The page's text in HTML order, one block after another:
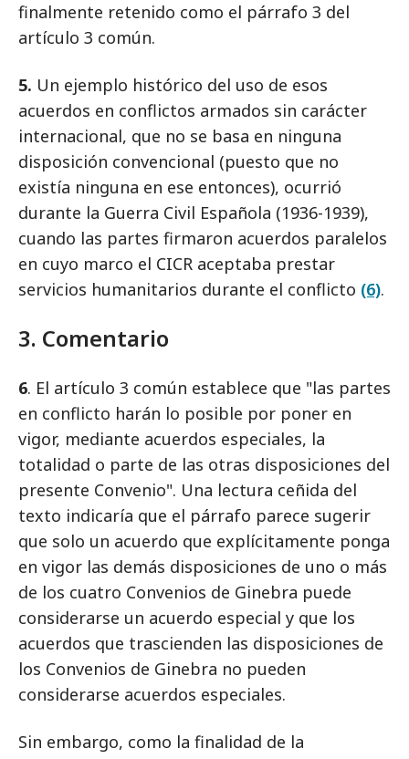
finalmente retenido como el párrafo 3 del
artículo 3 común.
5. Un ejemplo histórico del uso de esos
acuerdos en conflictos armados sin carácter
internacional, que no se basa en ninguna
disposición convencional (puesto que no
existía ninguna en ese entonces), ocurrió
durante la Guerra Civil Española (1936-1939),
cuando las partes firmaron acuerdos paralelos
en cuyo marco el CICR aceptaba prestar
servicios humanitarios durante el conflicto (6).
3. Comentario
6. El artículo 3 común establece que "las partes
en conflicto harán lo posible por poner en
vigor, mediante acuerdos especiales, la
totalidad o parte de las otras disposiciones del
presente Convenio". Una lectura ceñida del
texto indicaría que el párrafo parece sugerir
que solo un acuerdo que explícitamente ponga
en vigor las demás disposiciones de uno o más
de los cuatro Convenios de Ginebra puede
considerarse un acuerdo especial y que los
acuerdos que trascienden las disposiciones de
los Convenios de Ginebra no pueden
considerarse acuerdos especiales.
Sin embargo, como la finalidad de la